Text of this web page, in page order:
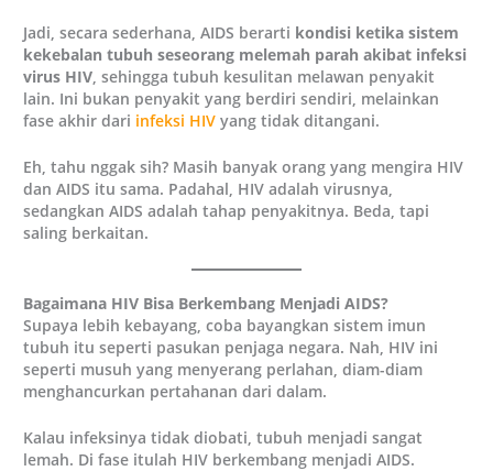
Jadi, secara sederhana, AIDS berarti kondisi ketika sistem
kekebalan tubuh seseorang melemah parah akibat infeksi
virus HIV, sehingga tubuh kesulitan melawan penyakit
lain. Ini bukan penyakit yang berdiri sendiri, melainkan
fase akhir dari infeksi HIV yang tidak ditangani.
Eh, tahu nggak sih? Masih banyak orang yang mengira HIV
dan AIDS itu sama. Padahal, HIV adalah virusnya,
sedangkan AIDS adalah tahap penyakitnya. Beda, tapi
saling berkaitan.
Bagaimana HIV Bisa Berkembang Menjadi AIDS?
Supaya lebih kebayang, coba bayangkan sistem imun
tubuh itu seperti pasukan penjaga negara. Nah, HIV ini
seperti musuh yang menyerang perlahan, diam-diam
menghancurkan pertahanan dari dalam.
Kalau infeksinya tidak diobati, tubuh menjadi sangat
lemah. Di fase itulah HIV berkembang menjadi AIDS.